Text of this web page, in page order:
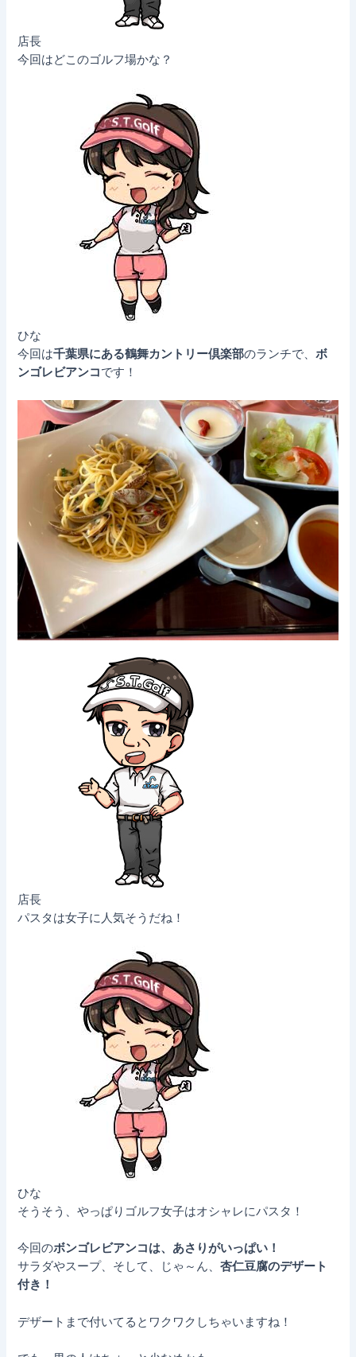
店長
今回はどこのゴルフ場かな？
ひな
今回は千葉県にある鶴舞カントリー倶楽部のランチで、ボ
ンゴレビアンコです！
店長
パスタは女子に人気そうだね！
ひな
そうそう、やっぱりゴルフ女子はオシャレにパスタ！
今回のボンゴレビアンコは、あさりがいっぱい！
サラダやスープ、そして、じゃ～ん、杏仁豆腐のデザート
付き！
デザートまで付いてるとワクワクしちゃいますね！